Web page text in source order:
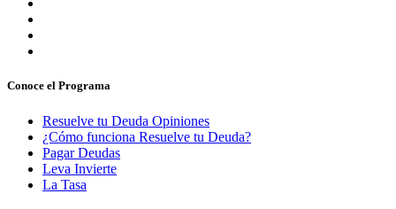
Conoce el Programa
Resuelve tu Deuda Opiniones
¿Cómo funciona Resuelve tu Deuda?
Pagar Deudas
Leva Invierte
La Tasa